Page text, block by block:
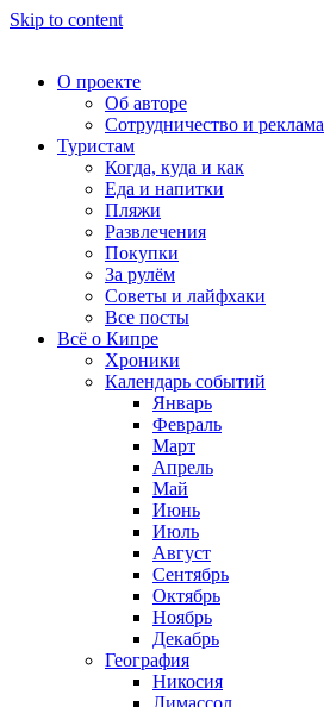
Skip to content
О проекте
Об авторе
Сотрудничество и реклама
Туристам
Когда, куда и как
Еда и напитки
Пляжи
Развлечения
Покупки
За рулём
Советы и лайфхаки
Все посты
Всё о Кипре
Хроники
Календарь событий
Январь
Февраль
Март
Апрель
Май
Июнь
Июль
Август
Сентябрь
Октябрь
Ноябрь
Декабрь
География
Никосия
Лимассол